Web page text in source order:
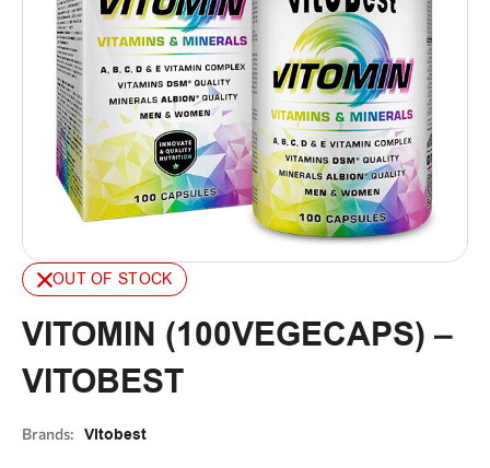
OUT OF STOCK
VITOMIN (100VEGECAPS) –
VITOBEST
Brands: Vitobest